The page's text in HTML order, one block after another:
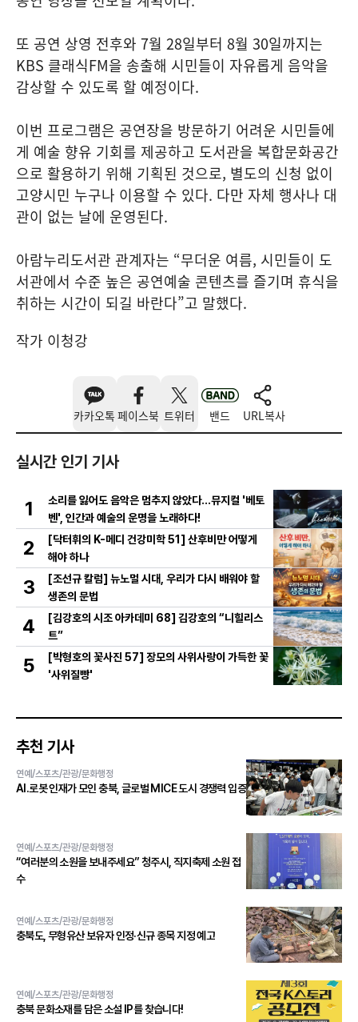
또 공연 상영 전후와 7월 28일부터 8월 30일까지는
KBS 클래식FM을 송출해 시민들이 자유롭게 음악을
감상할 수 있도록 할 예정이다.
이번 프로그램은 공연장을 방문하기 어려운 시민들에
게 예술 향유 기회를 제공하고 도서관을 복합문화공간
으로 활용하기 위해 기획된 것으로, 별도의 신청 없이
고양시민 누구나 이용할 수 있다. 다만 자체 행사나 대
관이 없는 날에 운영된다.
아람누리도서관 관계자는 “무더운 여름, 시민들이 도
서관에서 수준 높은 공연예술 콘텐츠를 즐기며 휴식을
취하는 시간이 되길 바란다”고 말했다.
작가 이청강
카카오톡 페이스북 트위터 밴드 URL복사
실시간 인기 기사
1
소리를 잃어도 음악은 멈추지 않았다…뮤지컬 '베토
벤', 인간과 예술의 운명을 노래하다!
2
[닥터휘의 K-메디 건강미학 51] 산후비만 어떻게
해야 하나
3
[조선규 칼럼] 뉴노멀 시대, 우리가 다시 배워야 할
생존의 문법
4
[김강호의 시조 아카데미 68] 김강호의 “니힐리스
트”
5
[박형호의 꽃사진 57] 장모의 사위사랑이 가득한 꽃
'사위질빵'
추천 기사
연예/스포츠/관광/문화행정
AI․로봇 인재가 모인 충북, 글로벌 MICE 도시 경쟁력 입증
연예/스포츠/관광/문화행정
“여러분의 소원을 보내주세요” 청주시, 직지축제 소원 접
수
연예/스포츠/관광/문화행정
충북도, 무형유산 보유자 인정·신규 종목 지정 예고
연예/스포츠/관광/문화행정
충북 문화소재를 담은 소설 IP를 찾습니다!